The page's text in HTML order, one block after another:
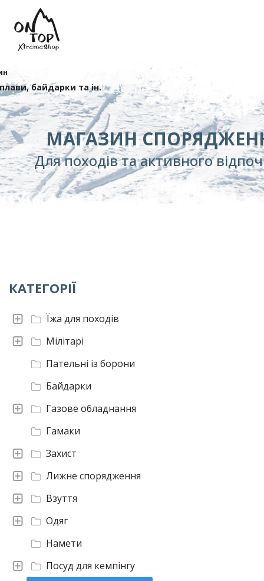
байдарки та ін.
МАГАЗИН
Для походів та активного
КАТЕГОРІЇ
Посуд для кемпінгу
Намети
Одяг
Взуття
Лижне спорядження
Захист
Гамаки
Газове обладнання
Байдарки
Пательні із борони
Мілітарі
Їжа для походів